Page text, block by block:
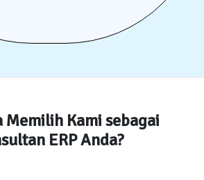
Memilih Kami sebagai
ERP Anda?